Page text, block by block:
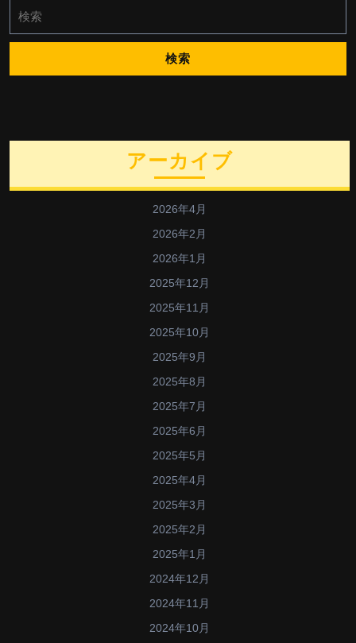
索:
アーカイブ
2026年4月
2026年2月
2026年1月
2025年12月
2025年11月
2025年10月
2025年9月
2025年8月
2025年7月
2025年6月
2025年5月
2025年4月
2025年3月
2025年2月
2025年1月
2024年12月
2024年11月
2024年10月